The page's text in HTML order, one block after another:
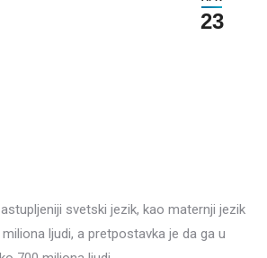
23
svetski jezik, kao maternji jezik
ljudi, a pretpostavka je da ga u